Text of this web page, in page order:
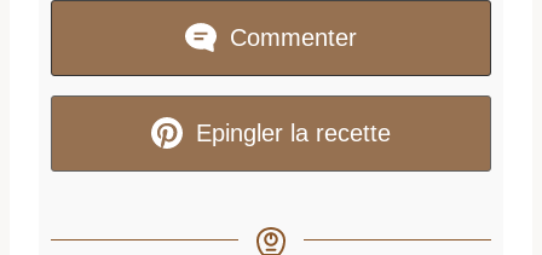
Commenter
Epingler la recette